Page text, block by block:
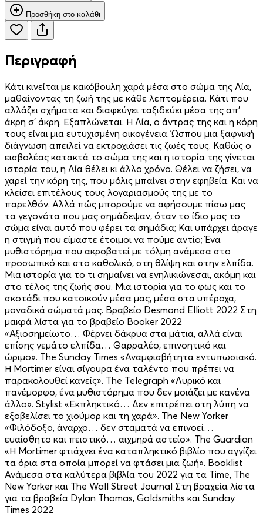
Προσθήκη στο καλάθι
Περιγραφή
Κάτι κινείται με κακόβουλη χαρά μέσα στο σώμα της Λία,
μαθαίνοντας τη ζωή της με κάθε λεπτομέρεια. Κάτι που
αλλάζει σχήματα και διαφεύγει ταξιδεύει μέσα της απ’
άκρη σ’ άκρη. Εξαπλώνεται. Η Λία, ο άντρας της και η κόρη
τους είναι μια ευτυχισμένη οικο­γέ­νεια. Ώσπου μια ξαφνική
διάγνωση απειλεί να εκτροχιάσει τις ζωές τους. Καθώς ο
εισβολέας κατακτά το σώμα της και η ιστορία της γίνεται
ιστορία του, η Λία θέλει κι άλλο χρόνο. Θέλει να ζήσει, να
χαρεί την κόρη της, που μόλις μπαίνει στην εφηβεία. Και να
κλείσει επιτέλους τους λογαριασμούς της με το
παρελθόν. Αλλά πώς μπορούμε να αφήσουμε πίσω μας
τα γεγονότα που μας σημάδεψαν, όταν το ίδιο μας το
σώμα είναι αυτό που φέρει τα σημάδια; Και υπάρχει άραγε
η στιγμή που είμαστε έτοιμοι να πούμε αντίο; Ένα
μυθιστόρημα που ακροβατεί με τόλμη ανάμεσα στο
προσωπικό και στο καθολικό, στη θλίψη και στην ελπίδα.
Μια ιστορία για το τι σημαίνει να ενηλικιώνεσαι, ακόμη και
στο τέλος της ζωής σου. Μια ιστορία για το φως και το
σκοτάδι που κατοικούν μέσα μας, μέσα στα υπέροχα,
μοναδικά σώματά μας. Βραβείο Desmond Elliott 2022 Στη
μακρά λίστα για το βραβείο Booker 2022
«Αξιοσημείωτο… Φέρνει δάκρυα στα μάτια, αλλά είναι
επίσης γεμάτο ελπίδα… Θαρραλέο, επινοητικό και
ώριμο». The Sunday Times «Αναμφισβήτητα εντυπωσιακό.
Η Mortimer είναι σίγουρα ένα ταλέντο που πρέπει να
παρακολουθεί κανείς». The Telegraph «Λυρικό και
πανέμορφο, ένα μυθιστόρημα που δεν μοιάζει με κανένα
άλλο». Stylist «Εκπληκτικό… Δεν επιτρέπει στη λύπη να
εξοβελίσει το χιούμορ και τη χαρά». The New Yorker
«Φιλόδοξο, άναρχο… δεν σταματά να επινοεί…
ευαίσθητο και πειστικό… αιχμηρά αστείο». The Guardian
«Η Mortimer φτιάχνει ένα καταπληκτικό βιβλίο που αγγίζει
τα όρια στα οποία μπορεί να φτάσει μια ζωή». Booklist
Ανάμεσα στα καλύτερα βιβλία του 2022 για τα Time, The
New Yorker και The Wall Street Journal Στη βραχεία λίστα
για τα βραβεία Dylan Thomas, Goldsmiths και Sunday
Times 2022